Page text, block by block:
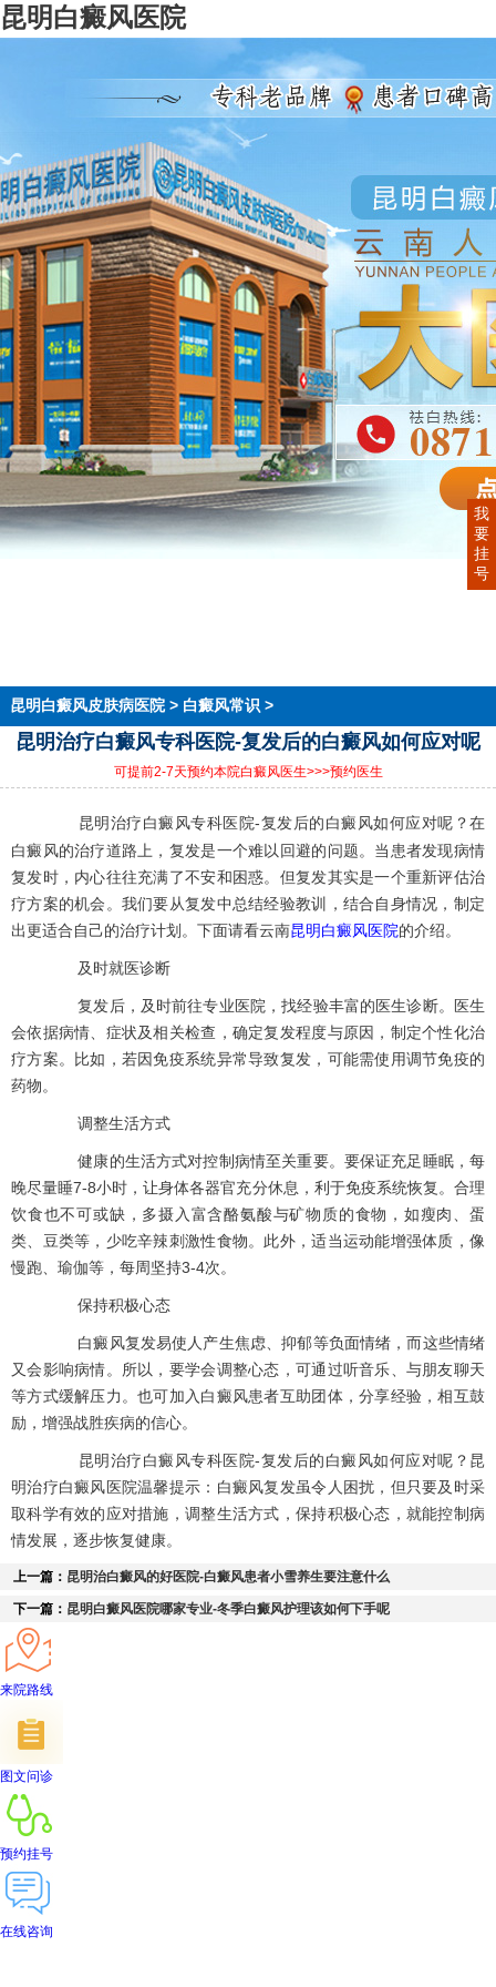
昆明白癜风医院
昆明白癜风皮肤病医院> 白癜风常识 >
昆明治疗白癜风专科医院-复发后的白癜风如何应对呢
可提前2-7天预约本院白癜风医生>>>预约医生
昆明治疗白癜风专科医院-复发后的白癜风如何应对呢？在
白癜风的治疗道路上，复发是一个难以回避的问题。当患者发现病情
复发时，内心往往充满了不安和困惑。但复发其实是一个重新评估治
疗方案的机会。我们要从复发中总结经验教训，结合自身情况，制定
出更适合自己的治疗计划。下面请看云南昆明白癜风医院的介绍。
及时就医诊断
复发后，及时前往专业医院，找经验丰富的医生诊断。医生
会依据病情、症状及相关检查，确定复发程度与原因，制定个性化治
疗方案。比如，若因免疫系统异常导致复发，可能需使用调节免疫的
药物。
调整生活方式
健康的生活方式对控制病情至关重要。要保证充足睡眠，每
晚尽量睡7-8小时，让身体各器官充分休息，利于免疫系统恢复。合理
饮食也不可或缺，多摄入富含酪氨酸与矿物质的食物，如瘦肉、蛋
类、豆类等，少吃辛辣刺激性食物。此外，适当运动能增强体质，像
慢跑、瑜伽等，每周坚持3-4次。
保持积极心态
白癜风复发易使人产生焦虑、抑郁等负面情绪，而这些情绪
又会影响病情。所以，要学会调整心态，可通过听音乐、与朋友聊天
等方式缓解压力。也可加入白癜风患者互助团体，分享经验，相互鼓
励，增强战胜疾病的信心。
昆明治疗白癜风专科医院-复发后的白癜风如何应对呢？昆
明治疗白癜风医院温馨提示：白癜风复发虽令人困扰，但只要及时采
取科学有效的应对措施，调整生活方式，保持积极心态，就能控制病
情发展，逐步恢复健康。
上一篇： 昆明治白癜风的好医院-白癜风患者小雪养生要注意什么
下一篇： 昆明白癜风医院哪家专业-冬季白癜风护理该如何下手呢
来院路线
图文问诊
预约挂号
在线咨询
我
要
挂
号